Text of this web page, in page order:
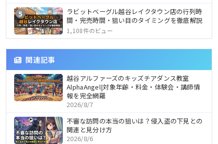
5
ラビットベーグル越谷レイクタウン店の行列時
間・完売時間・狙い目のタイミングを徹底解説
1,108件のビュー
関連記事
越谷アルファーズのキッズチアダンス教室
AlphaAngel|対象年齢・料金・体験会・講師情
報を完全網羅
2026/8/7
不審な訪問の本当の狙いは？侵入盗の下見との
関連と見分け方
2026/8/6